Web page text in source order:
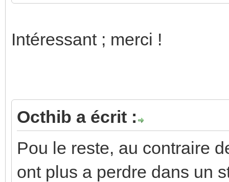
Intéressant ; merci !
Octhib a écrit :
Pou le reste, au contraire
ont plus a perdre dans un